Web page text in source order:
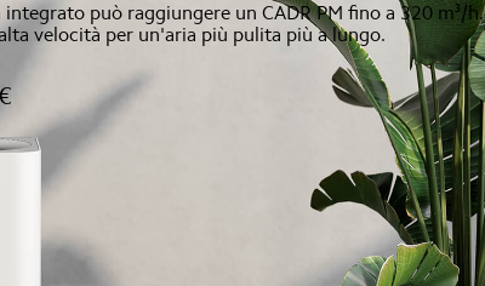
può raggiungere un CADR PM fino a 320 m³/h.
velocità per un'aria più pulita più a lungo.